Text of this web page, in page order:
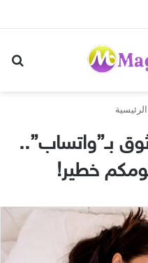
على تياترو آفاق
الرئيسية
بـ”واتساب”..
خطير!